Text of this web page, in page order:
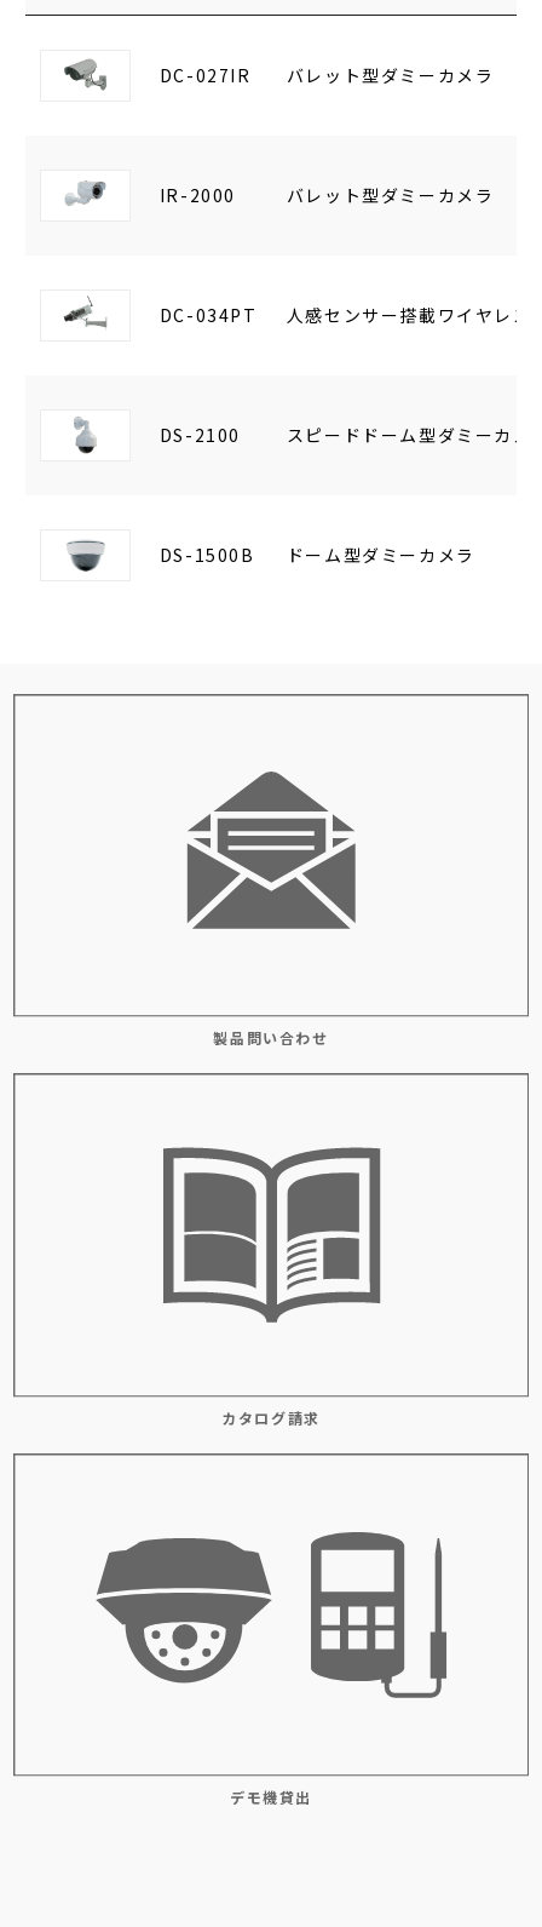
DC-027IR バレット型ダミーカメラ
IR-2000 バレット型ダミーカメラ
DC-034PT 人感センサー搭載ワイヤレス
DS-2100 スピードドーム型ダミーカメ
DS-1500B ドーム型ダミーカメラ
製品問い合わせ
カタログ請求
デモ機貸出